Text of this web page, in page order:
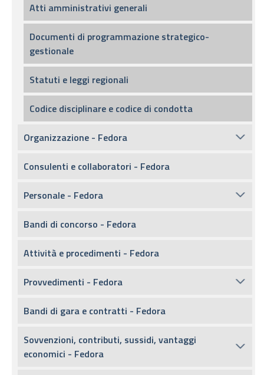
Atti amministrativi generali
Documenti di programmazione strategico-
gestionale
Statuti e leggi regionali
Codice disciplinare e codice di condotta
Organizzazione - Fedora
Consulenti e collaboratori - Fedora
Personale - Fedora
Bandi di concorso - Fedora
Attività e procedimenti - Fedora
Provvedimenti - Fedora
Bandi di gara e contratti - Fedora
Sovvenzioni, contributi, sussidi, vantaggi
economici - Fedora